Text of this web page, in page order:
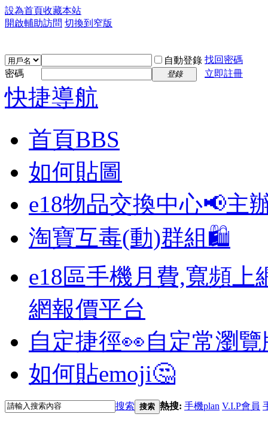
設為首頁收藏本站
開啟輔助訪問 切換到窄版
自動登錄 找回密碼
密碼
登錄 立即註冊
快捷導航
首頁BBS
如何貼圖
e18物品交換中心📢主
淘寶互毒(動)群組🛍️
e18區手機月費,寬頻上
網報價平台
自定捷徑👀自定常瀏
如何貼emoji🤔
搜索 搜索 熱搜: 手機plan V.I.P會員